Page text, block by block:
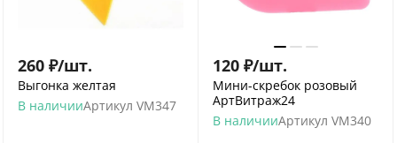
260 ₽/шт.
Выгонка желтая
В наличииАртикул VM347
120 ₽/шт.
Мини-скребок розовый
АртВитраж24
В наличииАртикул VM340